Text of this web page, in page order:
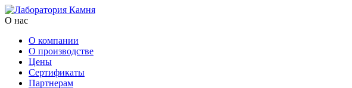
О нас
О компании
О производстве
Цены
Cертификаты
Партнерам